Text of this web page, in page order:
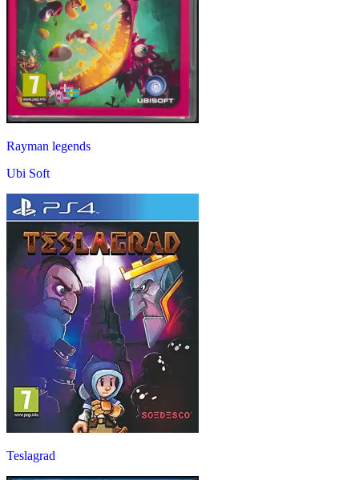
Rayman legends
Ubi Soft
Teslagrad